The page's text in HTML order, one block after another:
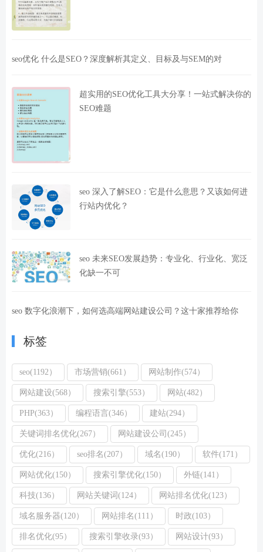
seo优化 什么是SEO？深度解析其定义、目标及与SEM的对
超实用的SEO优化工具大分享！一站式解决你的
SEO难题
seo 深入了解SEO：它是什么意思？又该如何进
行站内优化？
seo 未来SEO发展趋势：专业化、行业化、宽泛
化缺一不可
seo 数字化浪潮下，如何选高端网站建设公司？这十家推荐给你
标签
seo(1192） 市场营销(661） 网站制作(574）
网站建设(568） 搜索引擎(553） 网站(482）
PHP(363） 编程语言(346） 建站(294）
关键词排名优化(267） 网站建设公司(245）
优化(216） seo排名(207） 域名(190） 软件(171）
网站优化(150） 搜索引擎优化(150） 外链(141）
科技(136） 网站关键词(124） 网站排名优化(123）
域名服务器(120） 网站排名(111） 时政(103）
排名优化(95） 搜索引擎收录(93） 网站设计(93）